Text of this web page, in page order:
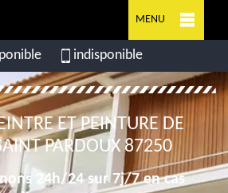
MENU
indisponible
ET PEINTURE DE
PARDOUX 87250
24h/24 sur 7j/7 en cas